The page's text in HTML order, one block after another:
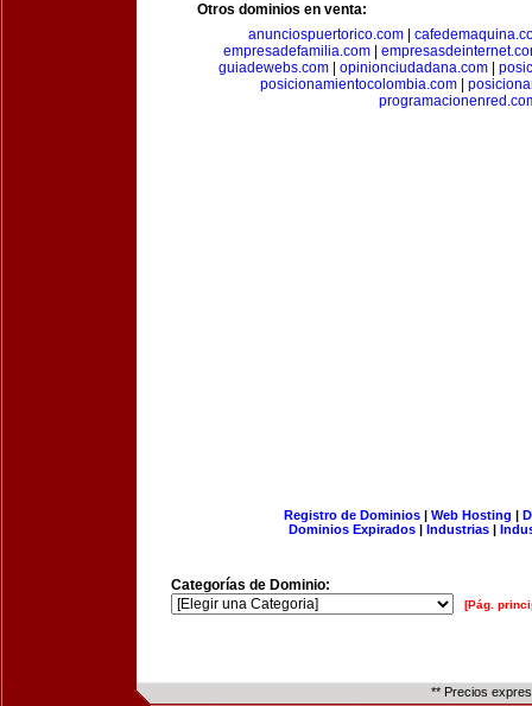
Otros dominios en venta:
anunciospuertorico.com|
empresadefamilia.com
guiadewebs.com
opinionciudadana.com
posicionamientocolombia.com|
Registro de Dominios| Web Hosting |
Dominios Expirados | Industrias |
Categorías de Dominio:
[Pág.
** Precios